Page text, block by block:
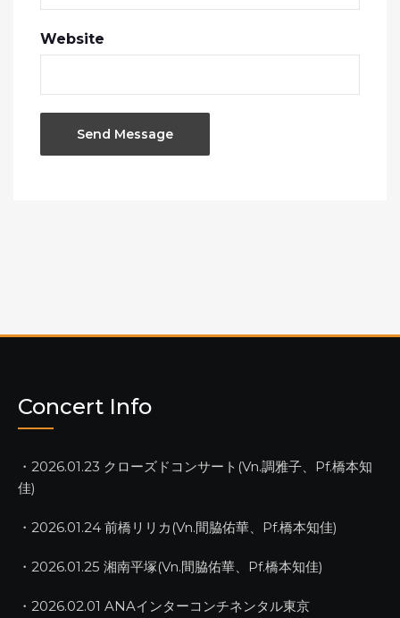
Website
Concert Info
・2026.01.23 クローズドコンサート(Vn.調雅子、Pf.橋本知
佳)
・2026.01.24 前橋リリカ(Vn.間脇佑華、Pf.橋本知佳)
・2026.01.25 湘南平塚(Vn.間脇佑華、Pf.橋本知佳)
・2026.02.01 ANAインターコンチネンタル東京